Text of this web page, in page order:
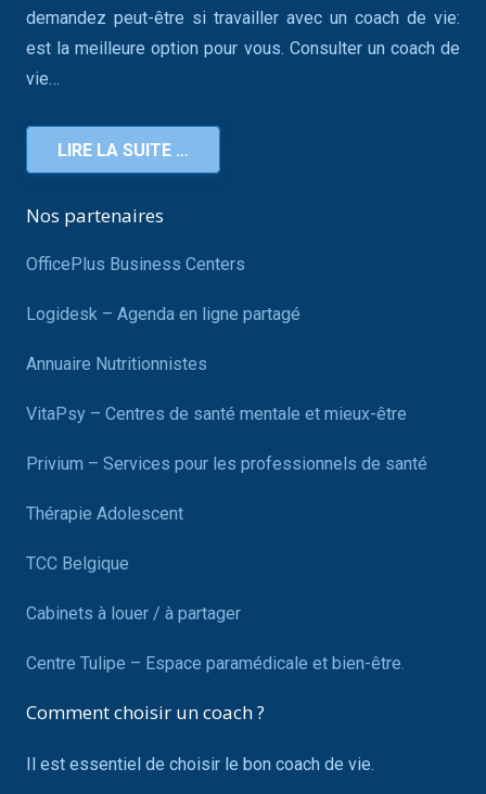
demandez peut-être si travailler avec un coach de vie:
est la meilleure option pour vous. Consulter un coach de
vie…
LIRE LA SUITE …
Nos partenaires
OfficePlus Business Centers
Logidesk – Agenda en ligne partagé
Annuaire Nutritionnistes
VitaPsy – Centres de santé mentale et mieux-être
Privium – Services pour les professionnels de santé
Thérapie Adolescent
TCC Belgique
Cabinets à louer / à partager
Centre Tulipe – Espace paramédicale et bien-être.
Comment choisir un coach ?
Il est essentiel de choisir le bon coach de vie.